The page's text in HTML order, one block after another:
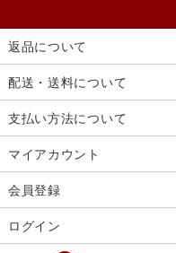
返品について
配送・送料について
支払い方法について
マイアカウント
会員登録
ログイン